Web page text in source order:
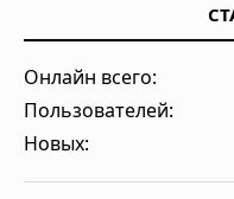
Онлайн всего:
Пользователей:
Новых: